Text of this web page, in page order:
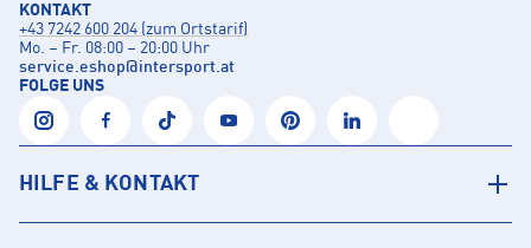
KONTAKT
+43 7242 600 204 (zum Ortstarif)
Mo. – Fr. 08:00 – 20:00 Uhr
service.eshop@intersport.at
FOLGE UNS
HILFE & KONTAKT